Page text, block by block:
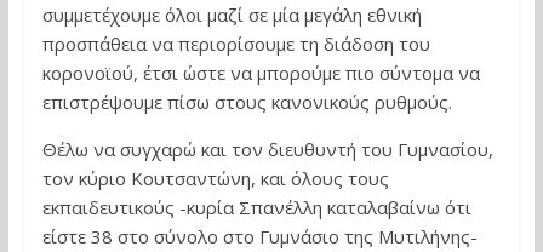
συμμετέχουμε όλοι μαζί σε μία μεγάλη εθνική
προσπάθεια να περιορίσουμε τη διάδοση του
κορονοϊού, έτσι ώστε να μπορούμε πιο σύντομα να
επιστρέψουμε πίσω στους κανονικούς ρυθμούς.
Θέλω να συγχαρώ και τον διευθυντή του Γυμνασίου,
τον κύριο Κουτσαντώνη, και όλους τους
εκπαιδευτικούς -κυρία Σπανέλλη καταλαβαίνω ότι
είστε 38 στο σύνολο στο Γυμνάσιο της Μυτιλήνης-